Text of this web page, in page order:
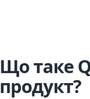
Що таке
продукт?